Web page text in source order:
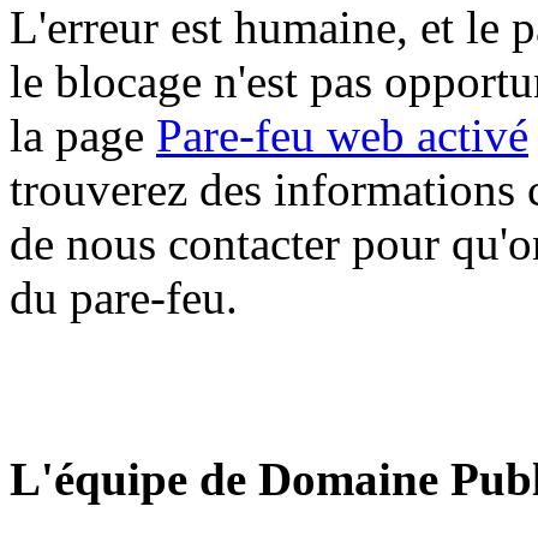
L'erreur est humaine, et le
le blocage n'est pas
la page Pare-feu web activé
trouverez des informations
de nous contacter pour
du pare-feu.
L'équipe de Domaine